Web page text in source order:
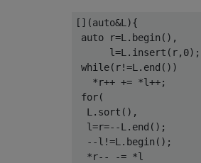
[](auto&L ){
auto r=L . begin (),
      l
=L . insert ( r, 0);
while( r!=L . end ())
*r++ += *l++;
for(
  L
. sort (),
  l
=r=--L . end ();
--l !=L . begin ();
*r-- -= *l